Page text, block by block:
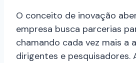
O conceito de inovação
empresa busca parcerias
chamando cada vez mais a
dirigentes e pesquisadores.